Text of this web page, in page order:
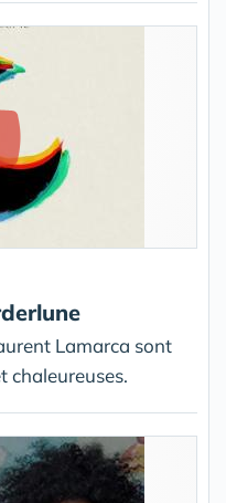
Lamarca sont
chaleureuses.